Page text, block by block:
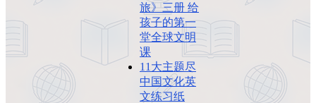
旅》三册 给
孩子的第一
堂全球文明
课
11大主题尽
中国文化英
文练习纸